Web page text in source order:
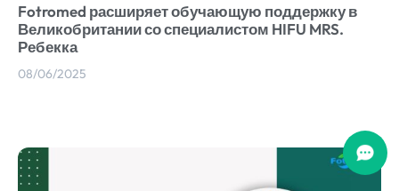
Fotromed расширяет обучающую поддержку в
Великобритании со специалистом HIFU MRS.
Ребекка
08/06/2025